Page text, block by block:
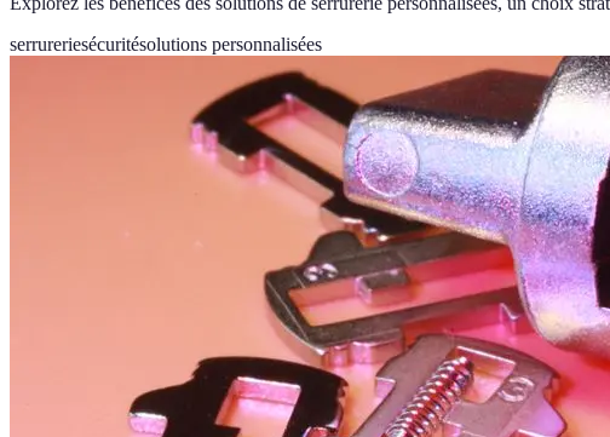
serrureriesécuritésolutions personnalisées